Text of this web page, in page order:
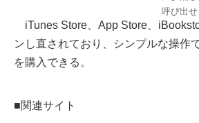
呼び出せ
iTunes Store、App Store、
ンし直されており、シンプルな操作
を購入できる。
■関連サイト